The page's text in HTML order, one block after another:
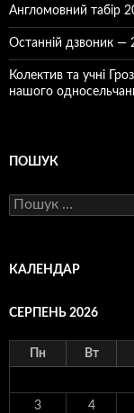
Англомовний табір
Останній дзвоник —
Колектив та учні
нашого
ПОШУК
Пошук:
КАЛЕНДАР
СЕРПЕНЬ 2026
Пн Вт
3 4